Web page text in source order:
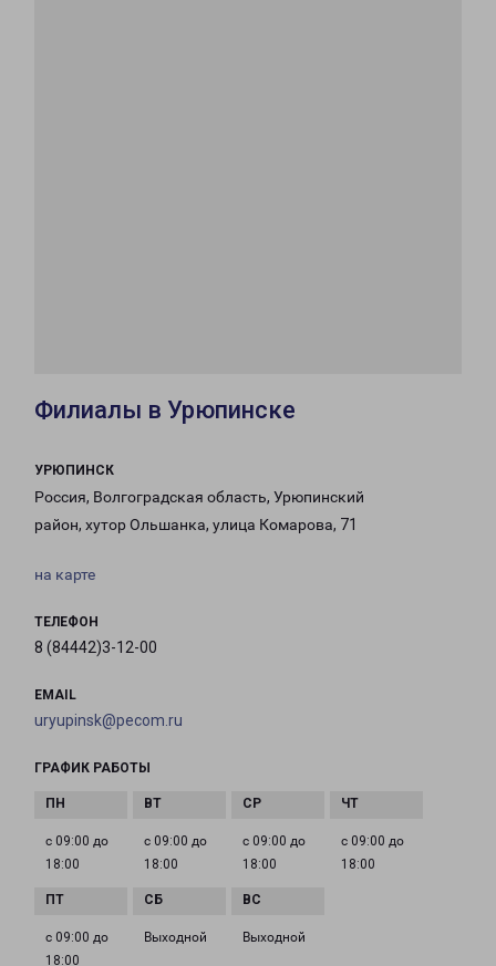
Филиалы в Урюпинске
УРЮПИНСК
Россия, Волгоградская область, Урюпинский
район, хутор Ольшанка, улица Комарова, 71
на карте
ТЕЛЕФОН
8 (84442)3-12-00
EMAIL
uryupinsk@pecom.ru
ГРАФИК РАБОТЫ
с 09:00 до
18:00
с 09:00 до
18:00
с 09:00 до
18:00
с 09:00 до
18:00
с 09:00 до
18:00
Выходной Выходной